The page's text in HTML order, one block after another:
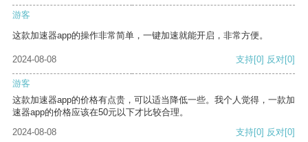
游客
这款加速器app的操作非常简单，一键加速就能开启，非常方便。
2024-08-08 支持[0] 反对[0]
游客
这款加速器app的价格有点贵，可以适当降低一些。我个人觉得，一款加
速器app的价格应该在50元以下才比较合理。
2024-08-08
支持[0] 反对[0]